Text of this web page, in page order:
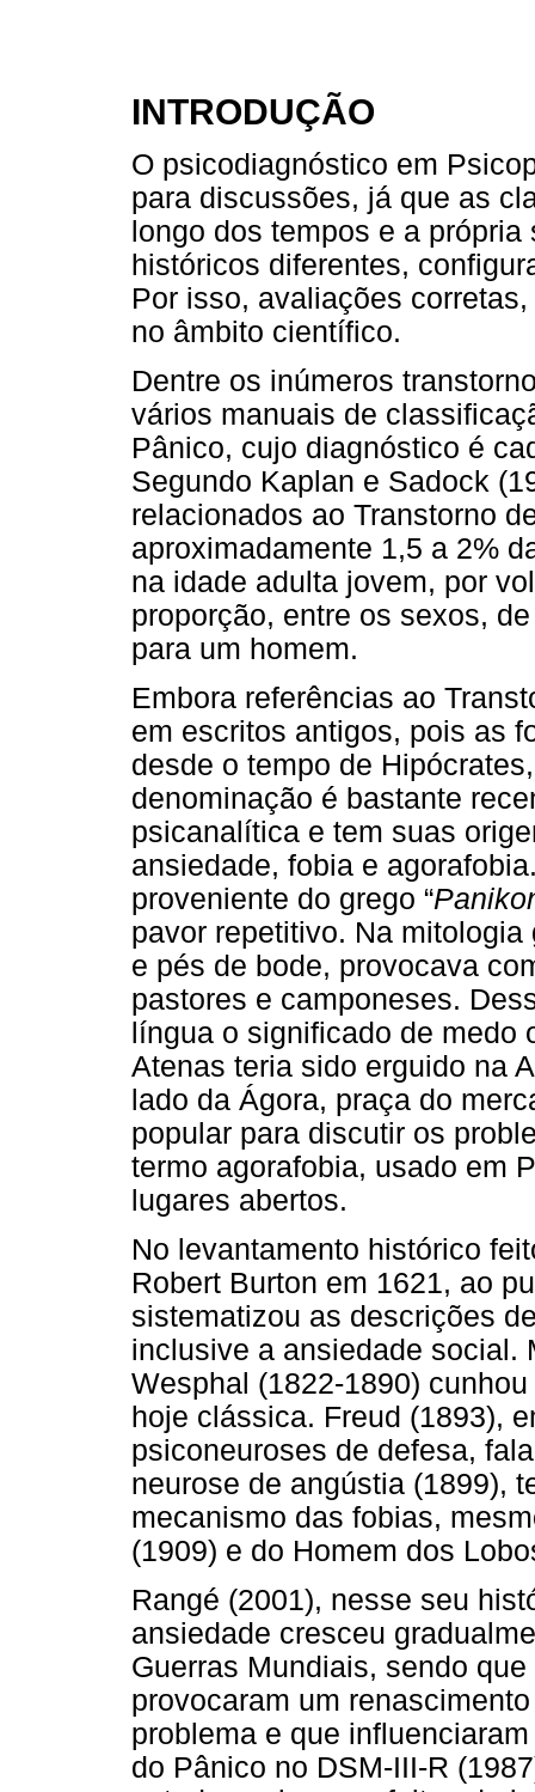
INTRODUÇÃO
O psicodiagnóstico em
para discussões, já que as
longo dos tempos e a
históricos diferentes,
Por isso, avaliações
no âmbito científico.
Dentre os inúmeros
vários manuais de
Pânico, cujo diagnóstico é
Segundo Kaplan e Sadock
relacionados ao Transtorno
aproximadamente 1,5 a 2%
na idade adulta jovem, por
proporção, entre os sexos,
para um homem.
Embora referências ao
em escritos antigos, pois as
desde o tempo de
denominação é bastante
psicanalítica e tem suas
ansiedade, fobia e
proveniente do grego “
pavor repetitivo. Na
e pés de bode, provocava
pastores e camponeses.
língua o significado de
Atenas teria sido erguido na
lado da Ágora, praça do
popular para discutir os
termo agorafobia, usado em
lugares abertos.
No levantamento histórico
Robert Burton em 1621, ao
sistematizou as descrições
inclusive a ansiedade social.
Wesphal (1822-1890)
hoje clássica. Freud (1893),
psiconeuroses de defesa,
neurose de angústia (1899),
mecanismo das fobias,
(1909) e do Homem dos
Rangé (2001), nesse seu
ansiedade cresceu
Guerras Mundiais, sendo
provocaram um
problema e que
do Pânico no DSM-III-R